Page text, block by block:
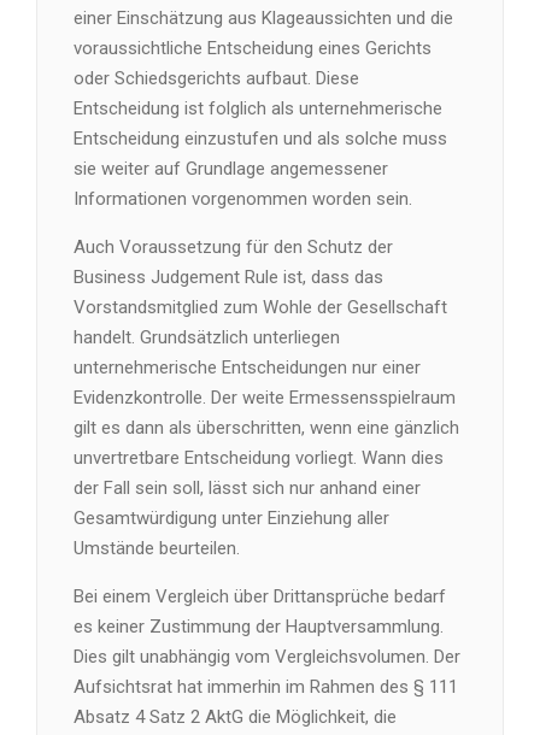
einer Einschätzung aus Klageaussichten und die
voraussichtliche Entscheidung eines Gerichts
oder Schiedsgerichts aufbaut. Diese
Entscheidung ist folglich als unternehmerische
Entscheidung einzustufen und als solche muss
sie weiter auf Grundlage angemessener
Informationen vorgenommen worden sein.
Auch Voraussetzung für den Schutz der
Business Judgement Rule ist, dass das
Vorstandsmitglied zum Wohle der Gesellschaft
handelt. Grundsätzlich unterliegen
unternehmerische Entscheidungen nur einer
Evidenzkontrolle. Der weite Ermessensspielraum
gilt es dann als überschritten, wenn eine gänzlich
unvertretbare Entscheidung vorliegt. Wann dies
der Fall sein soll, lässt sich nur anhand einer
Gesamtwürdigung unter Einziehung aller
Umstände beurteilen.
Bei einem Vergleich über Drittansprüche bedarf
es keiner Zustimmung der Hauptversammlung.
Dies gilt unabhängig vom Vergleichsvolumen. Der
Aufsichtsrat hat immerhin im Rahmen des § 111
Absatz 4 Satz 2 AktG die Möglichkeit, die